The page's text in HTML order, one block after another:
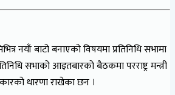
नयाँ बाटो बनाएको विषयमा प्रतिनिधि सभामा
सभाको आइतबारको बैठकमा परराष्ट्र मन्त्री
धारणा राखेका छन ।